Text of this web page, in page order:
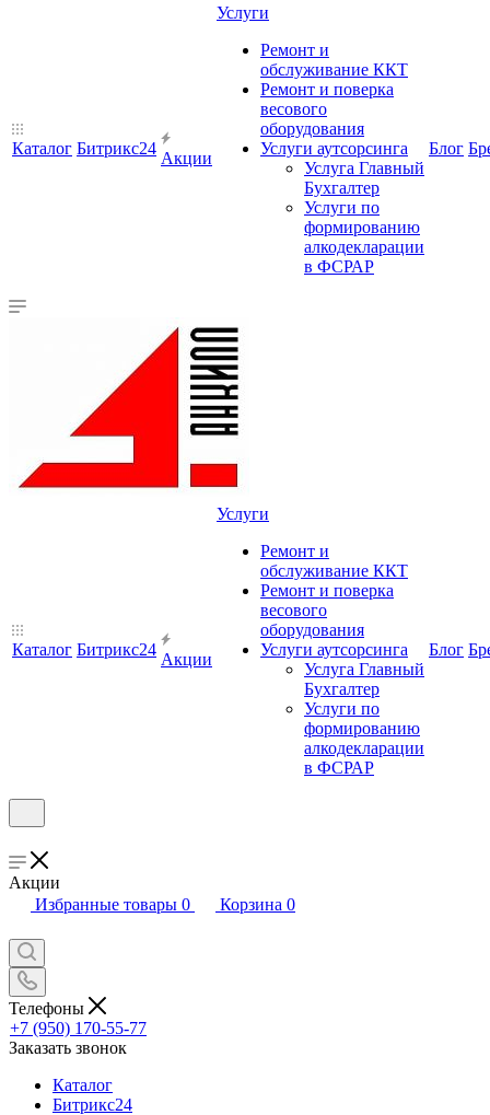
Каталог Битрикс24
Акции
Услуги
Ремонт и
обслуживание ККТ
Ремонт и поверка
весового
оборудования
Услуги аутсорсинга
Услуга Главный
Бухгалтер
Услуги по
формированию
алкодекларации
в ФСРАР
Блог
Каталог Битрикс24
Акции
Услуги
Ремонт и
обслуживание ККТ
Ремонт и поверка
весового
оборудования
Услуги аутсорсинга
Услуга Главный
Бухгалтер
Услуги по
формированию
алкодекларации
в ФСРАР
Блог
Акции
Избранные товары 0 Корзина 0
Телефоны
+7 (950) 170-55-77
Заказать звонок
Каталог
Битрикс24